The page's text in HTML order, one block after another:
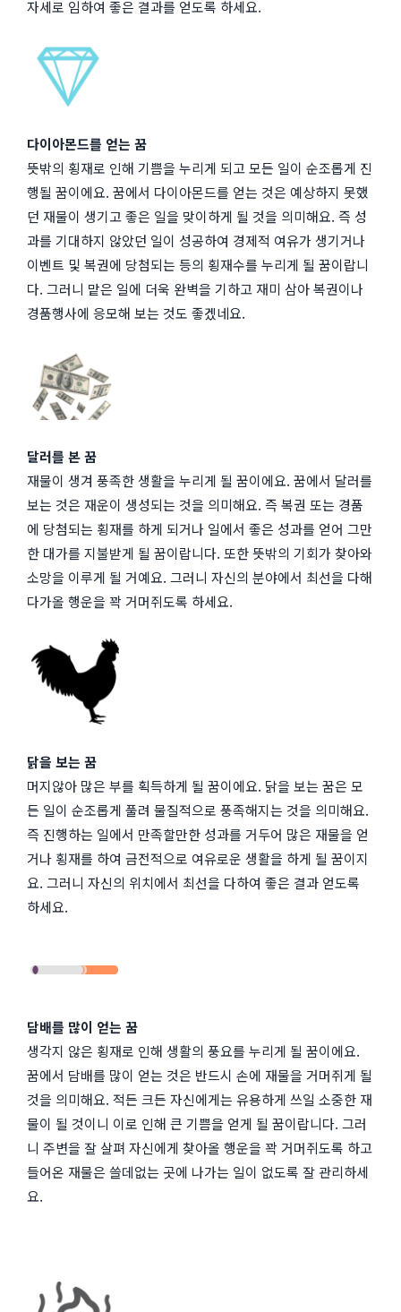
자세로 임하여 좋은 결과를 얻도록 하세요.
다이아몬드를 얻는 꿈
뜻밖의 횡재로 인해 기쁨을 누리게 되고 모든 일이 순조롭게 진
행될 꿈이에요. 꿈에서 다이아몬드를 얻는 것은 예상하지 못했
던 재물이 생기고 좋은 일을 맞이하게 될 것을 의미해요. 즉 성
과를 기대하지 않았던 일이 성공하여 경제적 여유가 생기거나
이벤트 및 복권에 당첨되는 등의 횡재수를 누리게 될 꿈이랍니
다. 그러니 맡은 일에 더욱 완벽을 기하고 재미 삼아 복권이나
경품행사에 응모해 보는 것도 좋겠네요.
달러를 본 꿈
재물이 생겨 풍족한 생활을 누리게 될 꿈이에요. 꿈에서 달러를
보는 것은 재운이 생성되는 것을 의미해요. 즉 복권 또는 경품
에 당첨되는 횡재를 하게 되거나 일에서 좋은 성과를 얻어 그만
한 대가를 지불받게 될 꿈이랍니다. 또한 뜻밖의 기회가 찾아와
소망을 이루게 될 거예요. 그러니 자신의 분야에서 최선을 다해
다가올 행운을 꽉 거머쥐도록 하세요.
닭을 보는 꿈
머지않아 많은 부를 획득하게 될 꿈이에요. 닭을 보는 꿈은 모
든 일이 순조롭게 풀려 물질적으로 풍족해지는 것을 의미해요.
즉 진행하는 일에서 만족할만한 성과를 거두어 많은 재물을 얻
거나 횡재를 하여 금전적으로 여유로운 생활을 하게 될 꿈이지
요. 그러니 자신의 위치에서 최선을 다하여 좋은 결과 얻도록
하세요.
담배를 많이 얻는 꿈
생각지 않은 횡재로 인해 생활의 풍요를 누리게 될 꿈이에요.
꿈에서 담배를 많이 얻는 것은 반드시 손에 재물을 거머쥐게 될
것을 의미해요. 적든 크든 자신에게는 유용하게 쓰일 소중한 재
물이 될 것이니 이로 인해 큰 기쁨을 얻게 될 꿈이랍니다. 그러
니 주변을 잘 살펴 자신에게 찾아올 행운을 꽉 거머쥐도록 하고
들어온 재물은 쓸데없는 곳에 나가는 일이 없도록 잘 관리하세
요.